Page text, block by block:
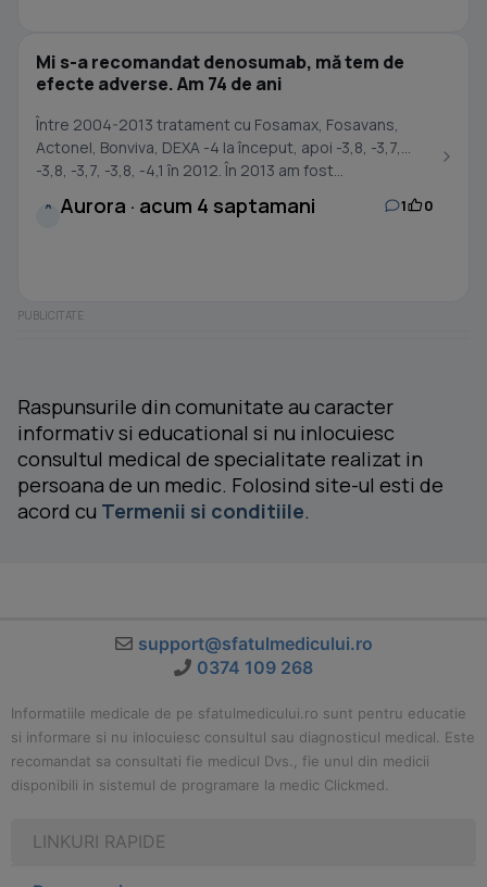
Mi s-a recomandat denosumab, mă tem de
efecte adverse. Am 74 de ani
Între 2004-2013 tratament cu Fosamax, Fosavans,
Actonel, Bonviva, DEXA -4 la început, apoi -3,8, -3,7,
-3,8, -3,7, -3,8, -4,1 în 2012. În 2013 am fost...
A Aurora · acum 4 saptamani 1 0
Raspunsurile din comunitate au caracter
informativ si educational si nu inlocuiesc
consultul medical de specialitate realizat in
persoana de un medic. Folosind site-ul esti de
acord cu Termenii si conditiile.
support@sfatulmedicului.ro
0374 109 268
Informatiile medicale de pe sfatulmedicului.ro sunt pentru educatie
si informare si nu inlocuiesc consultul sau diagnosticul medical. Este
recomandat sa consultati fie medicul Dvs., fie unul din medicii
disponibili in sistemul de programare la medic Clickmed.
LINKURI RAPIDE